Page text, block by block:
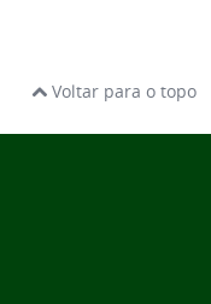
Voltar para o topo